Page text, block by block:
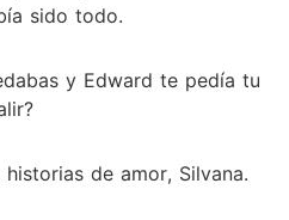
sido todo.
y Edward te pedía tu
de amor, Silvana.